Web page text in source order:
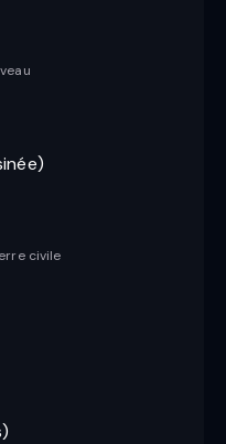
civile